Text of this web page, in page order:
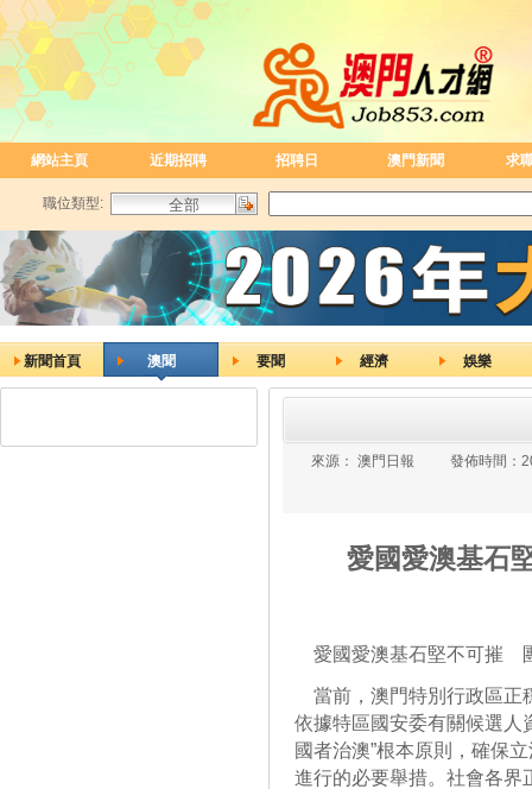
網站主頁 近期招聘 招聘日 澳門新聞 求
職位類型:
新聞首頁 澳聞 要聞 經濟 娛樂
來源： 澳門日報 發佈時間：
愛國愛澳基石
愛國愛澳基石堅不可摧
當前，澳門特別行政區正
依據特區國安委有關候選人
國者治澳”根本原則，確保
進行的必要舉措。社會各界